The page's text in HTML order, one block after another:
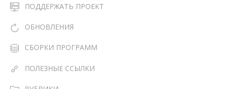
ПОДДЕРЖАТЬ ПРОЕКТ
ОБНОВЛЕНИЯ
СБОРКИ ПРОГРАММ
ПОЛЕЗНЫЕ ССЫЛКИ